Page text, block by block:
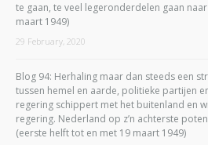
te gaan, te veel legeronderdelen gaan
maart 1949)
29 February, 2020
Blog 94: Herhaling maar dan steeds een
tussen hemel en aarde, politieke partijen
regering schippert met het buitenland en
regering. Nederland op z’n achterste
(eerste helft tot en met 19 maart 1949)